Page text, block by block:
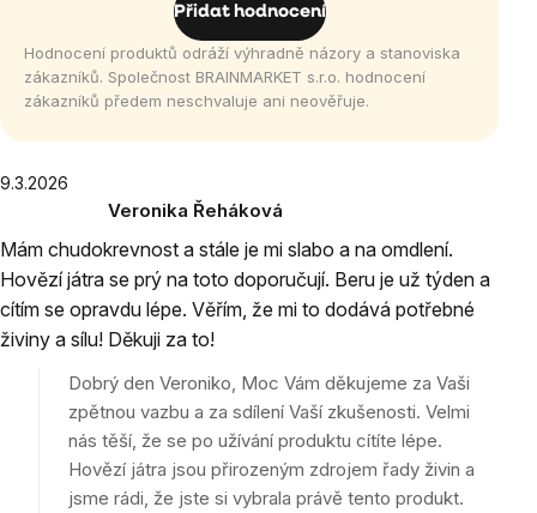
Přidat hodnocení
Hodnocení produktů odráží výhradně názory a stanoviska
zákazníků. Společnost BRAINMARKET s.r.o. hodnocení
zákazníků předem neschvaluje ani neověřuje.
Výpis
Veronika Řeháková
produktu
je
5
z
hvězdiček.
9.3.2026
Mám chudokrevnost a stále je mi slabo a na omdlení.
Hovězí játra se prý na toto doporučují. Beru je už týden a
cítím se opravdu lépe. Věřím, že mi to dodává potřebné
živiny a sílu! Děkuji za to!
Dobrý den Veroniko, Moc Vám děkujeme za Vaši
zpětnou vazbu a za sdílení Vaší zkušenosti. Velmi
nás těší, že se po užívání produktu cítíte lépe.
Hovězí játra jsou přirozeným zdrojem řady živin a
jsme rádi, že jste si vybrala právě tento produkt.